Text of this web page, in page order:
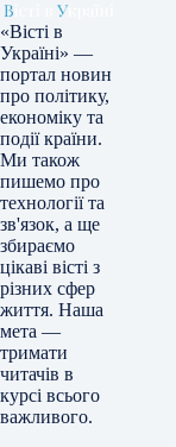
«Вісті в
Україні» —
портал новин
про політику,
економіку та
події країни.
Ми також
пишемо про
технології та
зв'язок, а ще
збираємо
цікаві вісті з
різних сфер
життя. Наша
мета —
тримати
читачів в
курсі всього
важливого.